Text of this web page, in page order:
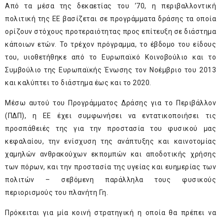
Από τα μέσα της δεκαετίας του ‘70, η περιβαλλοντική
πολιτική της ΕΕ βασίζεται σε προγράμματα δράσης τα οποία
ορίζουν στόχους προτεραιότητας προς επίτευξη σε διάστημα
κάποιων ετών. Το τρέχον πρόγραμμα, το έβδομο του είδους
του, υιοθετήθηκε από το Ευρωπαϊκό Κοινοβούλιο και το
Συμβούλιο της Ευρωπαϊκής Ένωσης τον Νοέμβριο του 2013
και καλύπτει το διάστημα έως και το 2020.
Μέσω αυτού του Προγράμματος Δράσης για το Περιβάλλον
(ΠΔΠ), η ΕΕ έχει συμφωνήσει να εντατικοποιήσει τις
προσπάθειές της για την προστασία του φυσικού μας
κεφαλαίου, την ενίσχυση της ανάπτυξης και καινοτομίας
χαμηλών ανθρακούχων εκπομπών και αποδοτικής χρήσης
των πόρων, και την προστασία της υγείας και ευημερίας των
πολιτών – σεβόμενη παράλληλα τους φυσικούς
περιορισμούς του πλανήτη Γη.
Πρόκειται για μία κοινή στρατηγική η οποία θα πρέπει να